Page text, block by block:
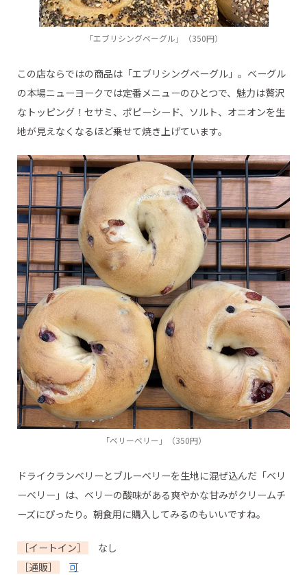
「エブリシングベーグル」（350円）
この店ならではの商品は「エブリシングベーグル」。ベーグル
の本場ニューヨークでは定番メニューのひとつで、魅力は贅沢
なトッピング！セサミ、ポピーシード、ソルト、オニオンを生
地が見えなくなるほど乗せて焼き上げています。
「ベリーベリー」（350円）
ドライクランベリーとブルーベリーを生地に混ぜ込んだ「ベリ
ーベリー」は、ベリーの酸味がある爽やかな甘みがクリームチ
ーズにぴったり。朝食用に購入してみるのもいいですね。
［イートイン］
なし
［通販］
可